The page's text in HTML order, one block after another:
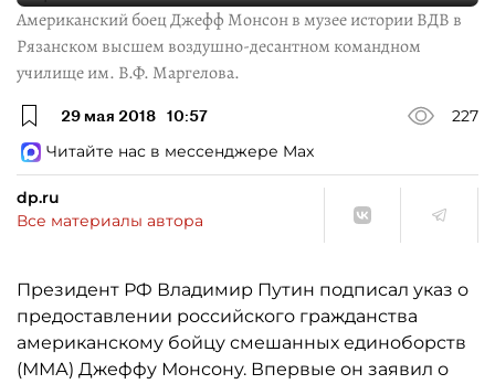
Американский боец Джефф Монсон в музее истории ВДВ в
Рязанском высшем воздушно-десантном командном
училище им. В.Ф. Маргелова.
29 мая 2018 10:57
227
Читайте нас в мессенджере Max
dp.ru
Все материалы автора
Президент РФ Владимир Путин подписал указ о
предоставлении российского гражданства
американскому бойцу смешанных единоборств
(ММА) Джеффу Монсону. Впервые он заявил о